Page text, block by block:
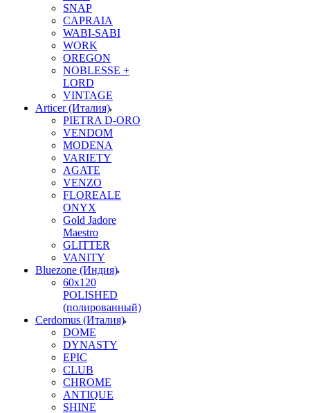
SNAP
CAPRAIA
WABI-SABI
WORK
OREGON
NOBLESSE +
LORD
VINTAGE
Articer (Италия)
PIETRA D-ORO
VENDOM
MODENA
VARIETY
AGATE
VENZO
FLOREALE
ONYX
Gold Jadore
Maestro
GLITTER
VANITY
Bluezone (Индия)
60х120
POLISHED
(полированный)
Cerdomus (Италия)
DOME
DYNASTY
EPIC
CLUB
CHROME
ANTIQUE
SHINE